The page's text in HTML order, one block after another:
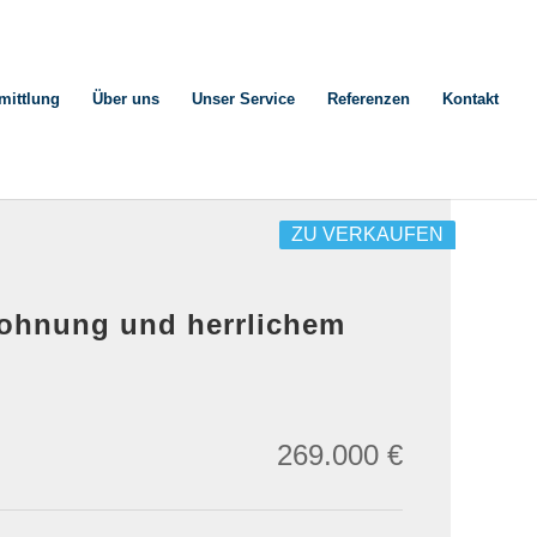
Über uns Unser Service Referenzen Kontakt
ZU VERKAUFEN
und herrlichem
269.000 €